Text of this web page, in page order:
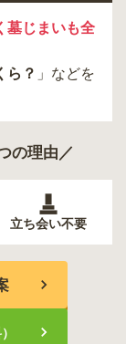
墓じまいも全
ら？ 」などを
の理由／
立ち会い不要